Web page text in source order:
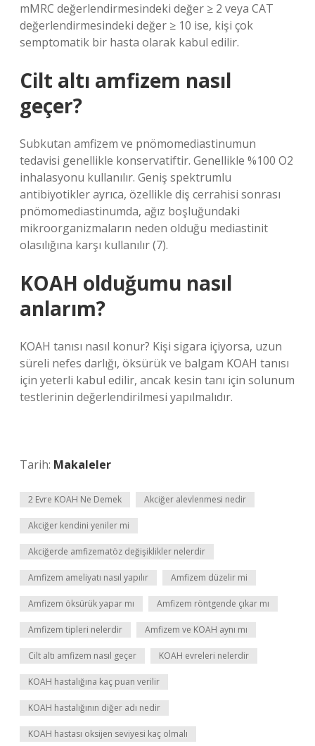
mMRC değerlendirmesindeki değer ≥ 2 veya CAT
değerlendirmesindeki değer ≥ 10 ise, kişi çok
semptomatik bir hasta olarak kabul edilir.
Cilt altı amfizem nasıl
geçer?
Subkutan amfizem ve pnömomediastinumun
tedavisi genellikle konservatiftir. Genellikle %100 O2
inhalasyonu kullanılır. Geniş spektrumlu
antibiyotikler ayrıca, özellikle diş cerrahisi sonrası
pnömomediastinumda, ağız boşluğundaki
mikroorganizmaların neden olduğu mediastinit
olasılığına karşı kullanılır (7).
KOAH olduğumu nasıl
anlarım?
KOAH tanısı nasıl konur? Kişi sigara içiyorsa, uzun
süreli nefes darlığı, öksürük ve balgam KOAH tanısı
için yeterli kabul edilir, ancak kesin tanı için solunum
testlerinin değerlendirilmesi yapılmalıdır.
Tarih: Makaleler
2 Evre KOAH Ne Demek Akciğer alevlenmesi nedir
Akciğer kendini yeniler mi
Akciğerde amfizematöz değişiklikler nelerdir
Amfizem ameliyatı nasıl yapılır Amfizem düzelir mi
Amfizem öksürük yapar mı Amfizem röntgende çıkar mı
Amfizem tipleri nelerdir Amfizem ve KOAH aynı mı
Cilt altı amfizem nasıl geçer KOAH evreleri nelerdir
KOAH hastalığına kaç puan verilir
KOAH hastalığının diğer adı nedir
KOAH hastası oksijen seviyesi kaç olmalı